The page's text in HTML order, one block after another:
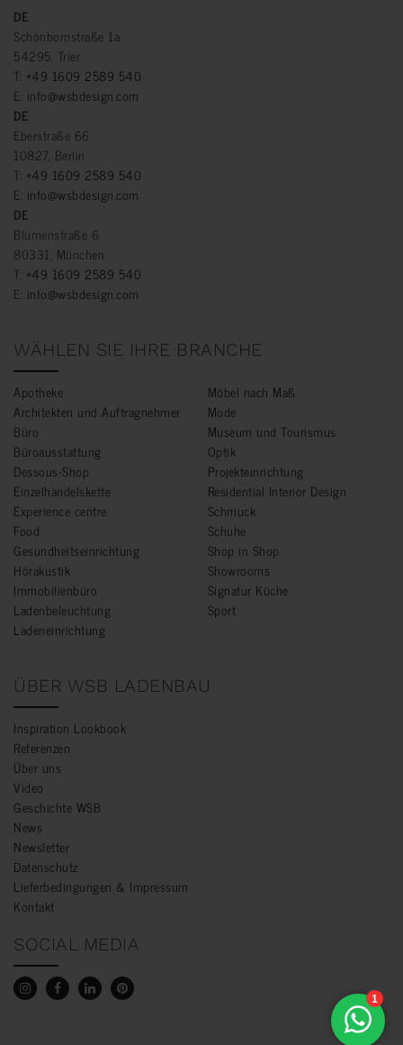
DE
Schönbornstraße 1a
54295, Trier
T: +49 1609 2589 540
E: info@wsbdesign.com
DE
Eberstraße 66
10827, Berlin
T: +49 1609 2589 540
E: info@wsbdesign.com
DE
Blumenstraße 6
80331, München
T: +49 1609 2589 540
E: info@wsbdesign.com
WÄHLEN SIE IHRE BRANCHE
Apotheke
Architekten und Auftragnehmer
Büro
Büroausstattung
Dessous-Shop
Einzelhandelskette
Experience centre
Food
Gesundheitseinrichtung
Hörakustik
Immobilienbüro
Ladenbeleuchtung
Ladeneinrichtung
Möbel nach Maß
Mode
Museum und Tourismus
Optik
Projekteinrichtung
Residential Interior Design
Schmuck
Schuhe
Shop in Shop
Showrooms
Signatur Küche
Sport
ÜBER WSB LADENBAU
Inspiration Lookbook
Referenzen
Über uns
Video
Geschichte WSB
News
Newsletter
Datenschutz
Lieferbedingungen & Impressum
Kontakt
SOCIAL MEDIA